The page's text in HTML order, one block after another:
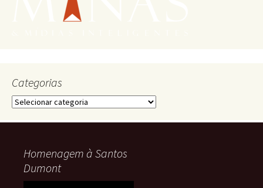
Categorias
Categorias
Homenagem à Santos
Dumont